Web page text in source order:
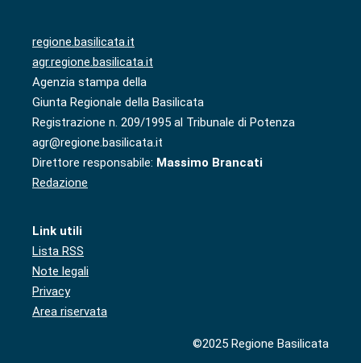
regione.basilicata.it
agr.regione.basilicata.it
Agenzia stampa della
Giunta Regionale della Basilicata
Registrazione n. 209/1995 al Tribunale di Potenza
agr@regione.basilicata.it
Direttore responsabile: Massimo Brancati
Redazione
Link utili
Lista RSS
Note legali
Privacy
Area riservata
©2025 Regione Basilicata